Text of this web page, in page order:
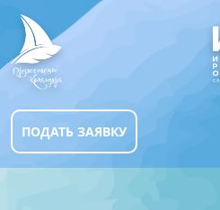
ПОДАТЬ ЗАЯВКУ